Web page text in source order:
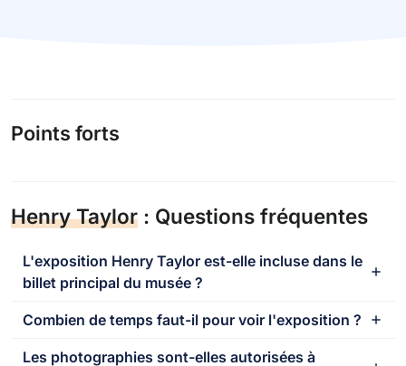
Points forts
Henry Taylor : Questions fréquentes
L'exposition Henry Taylor est-elle incluse dans le
billet principal du musée ?
Combien de temps faut-il pour voir l'exposition ?
Les photographies sont-elles autorisées à